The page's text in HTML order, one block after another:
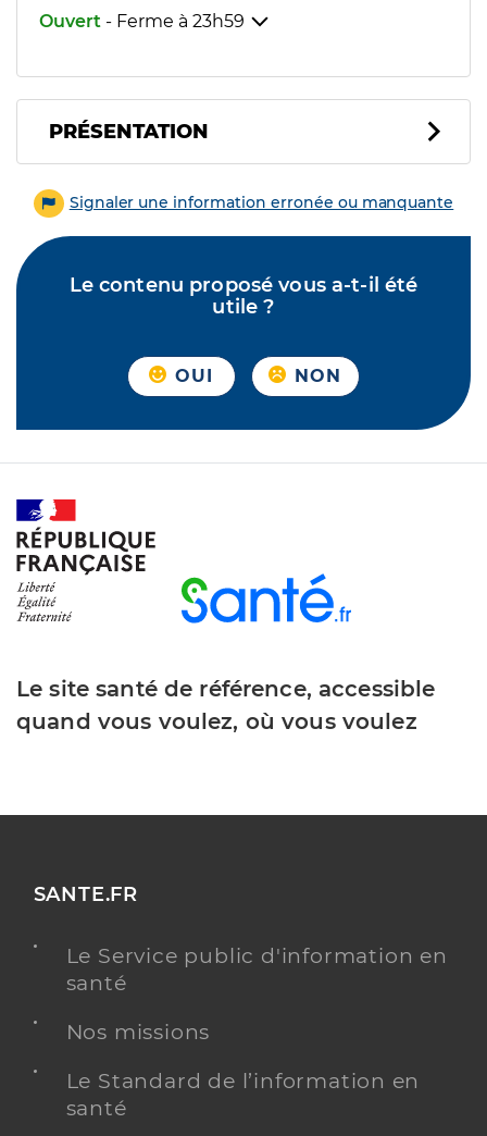
Ouvert - Ferme à 23h59
PRÉSENTATION
Signaler une information erronée ou manquante
Le contenu proposé vous a-t-il été
utile ?
OUI NON
Le site santé de référence, accessible
quand vous voulez, où vous voulez
SANTE.FR
Le Service public d'information en
santé
Nos missions
Le Standard de l’information en
santé